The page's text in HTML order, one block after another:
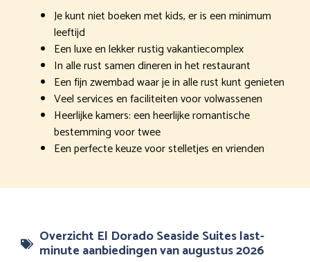
Je kunt niet boeken met kids, er is een minimum
leeftijd
Een luxe en lekker rustig vakantiecomplex
In alle rust samen dineren in het restaurant
Een fijn zwembad waar je in alle rust kunt genieten
Veel services en faciliteiten voor volwassenen
Heerlijke kamers: een heerlijke romantische
bestemming voor twee
Een perfecte keuze voor stelletjes en vrienden
Overzicht El Dorado Seaside Suites last-
minute aanbiedingen van augustus 2026